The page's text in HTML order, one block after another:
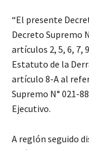
“El presente
Decreto Supremo
artículos 2, 5, 6, 7,
Estatuto de la
artículo 8-A al
Supremo N° 021-
Ejecutivo.
A reglón seguido